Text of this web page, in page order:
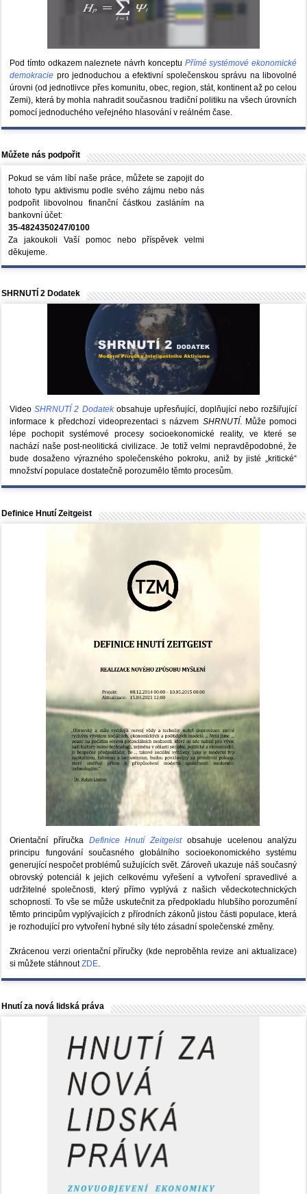
Pod tímto odkazem naleznete návrh konceptu Přímé systémové ekonomické
demokracie pro jednoduchou a efektivní společenskou správu na libovolné
úrovni (od jednotlivce přes komunitu, obec, region, stát, kontinent až po celou
Zemi), která by mohla nahradit současnou tradiční politiku na všech úrovních
pomocí jednoduchého veřejného hlasování v reálném čase.
Můžete nás podpořit
Pokud se vám líbí naše práce, můžete se zapojit do
tohoto typu aktivismu podle svého zájmu nebo nás
podpořit libovolnou finanční částkou zasláním na
bankovní účet:
35-4824350247/0100
Za jakoukoli Vaší pomoc nebo příspěvek velmi
děkujeme.
SHRNUTÍ 2 Dodatek
VideoSHRNUTÍ 2 Dodatekobsahuje upřesňující, doplňující nebo rozšiřující
informace k předchozí videoprezentaci s názvem SHRNUTÍ. Může pomoci
lépe pochopit systémové procesy socioekonomické reality, ve které se
nachází naše post-neolitická civilizace. Je totiž velmi nepravděpodobné, že
bude dosaženo výrazného společenského pokroku, aniž by jisté „kritické“
množství populace dostatečně porozumělo těmto procesům.
Definice Hnutí Zeitgeist
Orientační příručka Definice Hnutí Zeitgeistobsahuje ucelenou analýzu
principu fungování současného globálního socioekonomického systému
generující nespočet problémů sužujících svět. Zároveň ukazuje náš současný
obrovský potenciál k jejich celkovému vyřešení a vytvoření spravedlivé a
udržitelné společnosti, který přímo vyplývá z našich vědeckotechnických
schopností. To vše se může uskutečnit za předpokladu hlubšího porozumění
těmto principům vyplývajících z přírodních zákonů jistou části populace, která
je rozhodující pro vytvoření hybné síly této zásadní společenské změny.
Zkrácenou verzi orientační příručky (kde neproběhla revize ani aktualizace)
si můžete stáhnoutZDE.
Hnutí za nová lidská práva